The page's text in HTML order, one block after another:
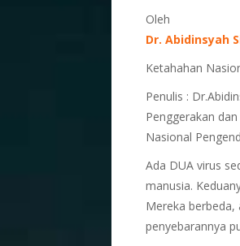
Oleh
Dr. Abidinsyah
Ketahahan
Penulis :
Penggerakan
Nasional
Ada DUA virus
manusia.
Mereka berbeda,
penyebarannya